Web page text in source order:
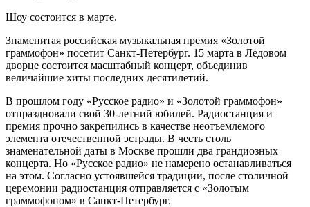
Шоу состоится в марте.
Знаменитая российская музыкальная премия «Золотой
граммофон» посетит Санкт-Петербург. 15 марта в Ледовом
дворце состоится масштабный концерт, объединив
величайшие хиты последних десятилетий.
В прошлом году «Русское радио» и «Золотой граммофон»
отпраздновали свой 30-летний юбилей. Радиостанция и
премия прочно закрепились в качестве неотъемлемого
элемента отечественной эстрады. В честь столь
знаменательной даты в Москве прошли два грандиозных
концерта. Но «Русское радио» не намерено останавливаться
на этом. Согласно устоявшейся традиции, после столичной
церемонии радиостанция отправляется с «Золотым
граммофоном» в Санкт-Петербург.